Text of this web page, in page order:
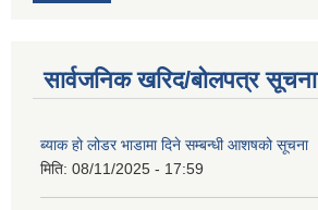
सार्वजनिक खरिद/बोलपत्र सूचना
ब्याक हो लोडर भाडामा दिने सम्बन्धी आशषको सूचना
मिति: 08/11/2025 - 17:59